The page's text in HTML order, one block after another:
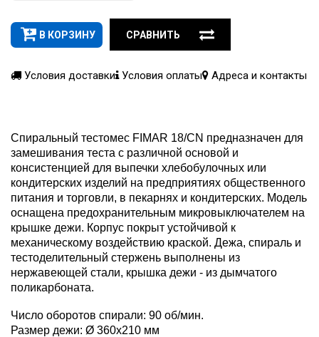
В КОРЗИНУ СРАВНИТЬ
Условия доставки Условия оплаты Адреса и контакты
Спиральный тестомес FIMAR 18/CN предназначен для
замешивания теста с различной основой и
консистенцией для выпечки хлебобулочных или
кондитерских изделий на предприятиях общественного
питания и торговли, в пекарнях и кондитерских. Модель
оснащена предохранительным микровыключателем на
крышке дежи. Корпус покрыт устойчивой к
механическому воздействию краской. Дежа, спираль и
тестоделительный стержень выполнены из
нержавеющей стали, крышка дежи - из дымчатого
поликарбоната.
Число оборотов спирали: 90 об/мин.
Размер дежи: Ø 360x210 мм